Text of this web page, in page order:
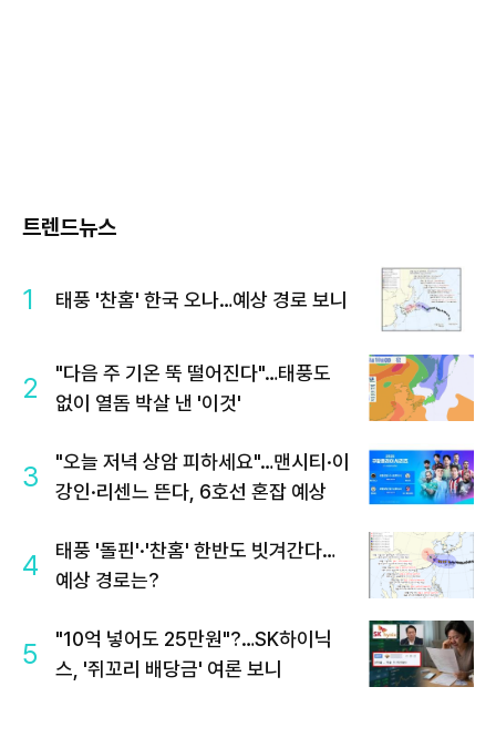
트렌드뉴스
1 태풍 '찬홈' 한국 오나…예상 경로 보니
2
"다음 주 기온 뚝 떨어진다"…태풍도
없이 열돔 박살 낸 '이것'
3
"오늘 저녁 상암 피하세요"…맨시티·이
강인·리센느 뜬다, 6호선 혼잡 예상
4
태풍 '돌핀'·'찬홈' 한반도 빗겨간다…
예상 경로는?
5
"10억 넣어도 25만원"?…SK하이닉
스, '쥐꼬리 배당금' 여론 보니